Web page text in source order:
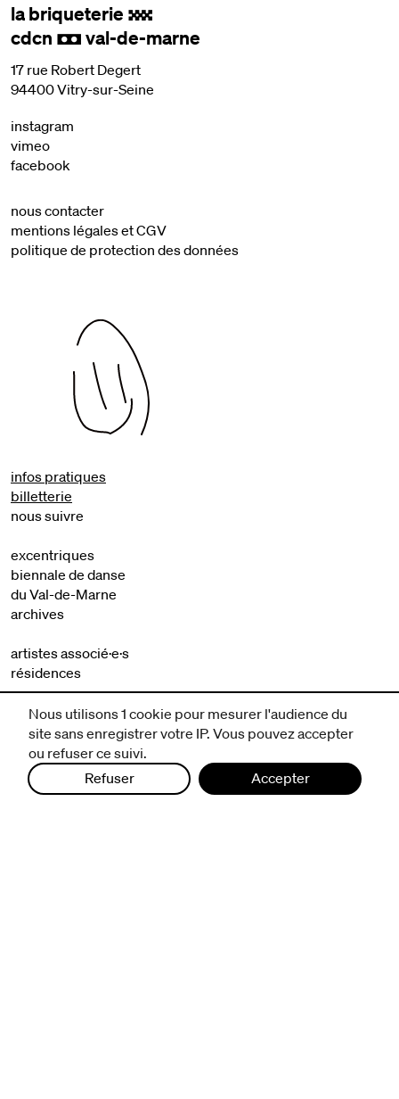
la briqueterie .
cdcn , val-de-marne
17 rue Robert Degert
94400 Vitry-sur-Seine
instagram
vimeo
facebook
nous contacter
mentions légales et CGV
politique de protection des données
infos pratiques
billetterie
nous suivre
excentriques
biennale de danse
du Val-de-Marne
archives
artistes associé·e·s
résidences
avec les publics
pratiquer ensemble
de l'école à l'université
prendre soin
aller plus loin
Nous utilisons 1 cookie pour mesurer l'audience du
site sans enregistrer votre IP. Vous pouvez accepter
ou refuser ce suivi.
Refuser
Accepter